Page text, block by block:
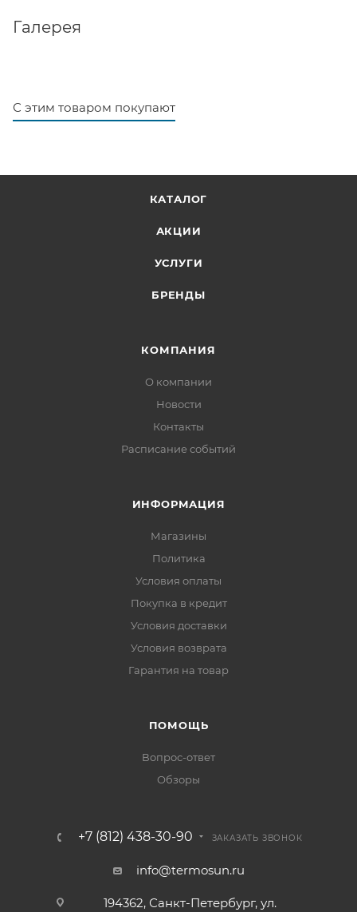
Галерея
С этим товаром покупают
КАТАЛОГ
АКЦИИ
УСЛУГИ
БРЕНДЫ
КОМПАНИЯ
О компании
Новости
Контакты
Расписание событий
ИНФОРМАЦИЯ
Магазины
Политика
Условия оплаты
Покупка в кредит
Условия доставки
Условия возврата
Гарантия на товар
ПОМОЩЬ
Вопрос-ответ
Обзоры
+7 (812) 438-30-90 ЗАКАЗАТЬ ЗВОНОК
info@termosun.ru
194362, Санкт-Петербург, ул.